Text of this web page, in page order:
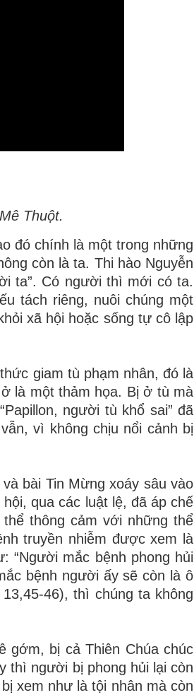
Thuột.
đó chính là một trong những
còn là ta. Thi hào Nguyễn
ta”. Có người thì mới có ta.
tách riêng, nuôi chúng một
xã hội hoặc sống tự cô lập
giam tù phạm nhân, đó là
là một thảm họa. Bị ở tù mà
người tù khổ sai” đã
vì không chịu nổi cảnh bị
bài Tin Mừng xoáy sâu vào
qua các luật lệ, đã áp chế
thông cảm với những thể
truyền nhiễm được xem là
“Người mắc bệnh phong hủi
bệnh người ấy sẽ còn là ô
46), thì chúng ta không
gớm, bị cả Thiên Chúa chúc
thì người bị phong hủi lại còn
xem như là tội nhân mà còn